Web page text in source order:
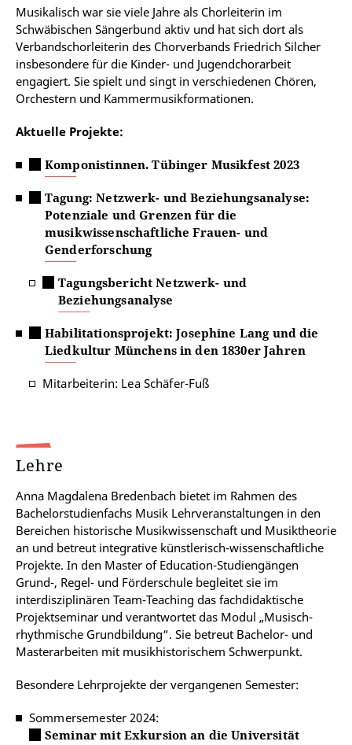
Musikalisch war sie viele Jahre als Chorleiterin im
Schwäbischen Sängerbund aktiv und hat sich dort als
Verbandschorleiterin des Chorverbands Friedrich Silcher
insbesondere für die Kinder- und Jugendchorarbeit
engagiert. Sie spielt und singt in verschiedenen Chören,
Orchestern und Kammermusikformationen.
Aktuelle Projekte:
Komponistinnen. Tübinger Musikfest 2023
Tagung: Netzwerk- und Beziehungsanalyse:
Potenziale und Grenzen für die
musikwissenschaftliche Frauen- und
Genderforschung
Tagungsbericht Netzwerk- und
Beziehungsanalyse
Habilitationsprojekt: Josephine Lang und die
Liedkultur Münchens in den 1830er Jahren
Mitarbeiterin: Lea Schäfer-Fuß
Lehre
Anna Magdalena Bredenbach bietet im Rahmen des
Bachelorstudienfachs Musik Lehrveranstaltungen in den
Bereichen historische Musikwissenschaft und Musiktheorie
an und betreut integrative künstlerisch-wissenschaftliche
Projekte. In den Master of Education-Studiengängen
Grund-, Regel- und Förderschule begleitet sie im
interdisziplinären Team-Teaching das fachdidaktische
Projektseminar und verantwortet das Modul „Musisch-
rhythmische Grundbildung“. Sie betreut Bachelor- und
Masterarbeiten mit musikhistorischem Schwerpunkt.
Besondere Lehrprojekte der vergangenen Semester:
Sommersemester 2024:
Seminar mit Exkursion an die Universität